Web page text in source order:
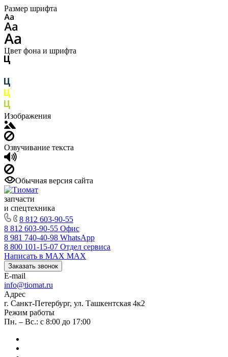
Размер шрифта
Цвет фона и шрифта
Изображения
Озвучивание текста
Обычная версия сайта
запчасти
и спецтехника
8 812 603-90-55
8 812 603-90-55 Офис
8 981 740-40-98 WhatsApp
8 800 101-15-07 Отдел сервиса
Написать в MAX MAX
Заказать звонок
E-mail
info@tiomat.ru
Адрес
г. Санкт-Петербург, ул. Ташкентская 4к2
Режим работы
Пн. – Вс.: с 8:00 до 17:00